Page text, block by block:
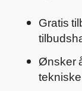
Gratis
Ønsker